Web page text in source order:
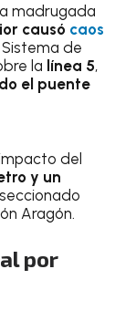
madrugada
causó caos
Sistema de
la línea 5,
el puente
del
y un
Aragón.
por